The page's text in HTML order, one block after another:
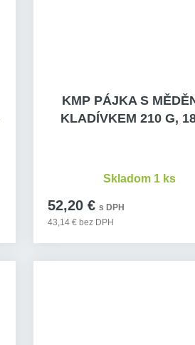
KMP PÁJKA S
KLADÍVKEM 210 G,
52,20 € s DPH
43,14 € bez DPH
Skladom 1 ks